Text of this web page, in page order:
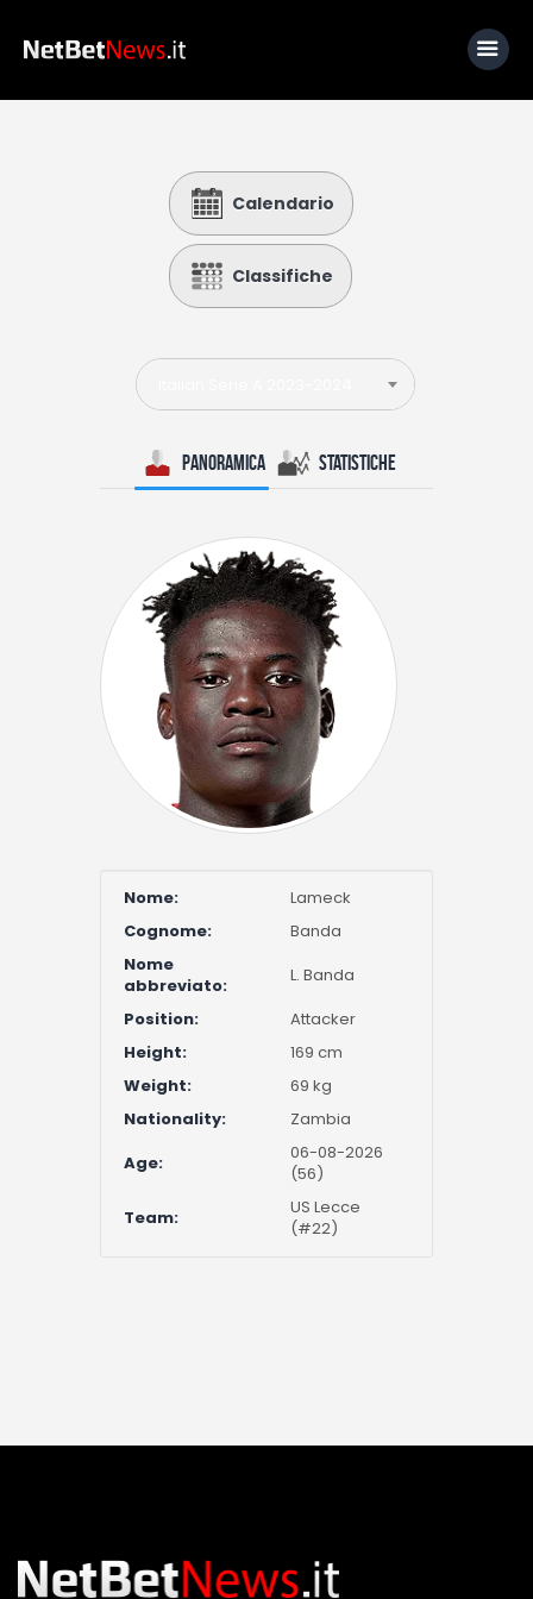
Calcio
Basket
Tennis
Lo Sapevi Che
I consigli di Giulia
Calendario
Classifiche
Panoramica Statistiche
Nome:
Lameck
Cognome:
Banda
Nome
abbreviato:
L. Banda
Position:
Attacker
Height:
169 cm
Weight:
69 kg
Nationality:
Zambia
Age:
06-08-2026
(56)
Team:
US Lecce
(#22)